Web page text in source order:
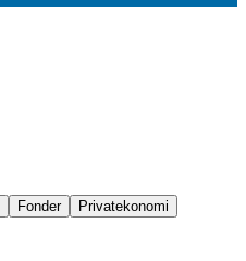
Fonder
Privatekonomi